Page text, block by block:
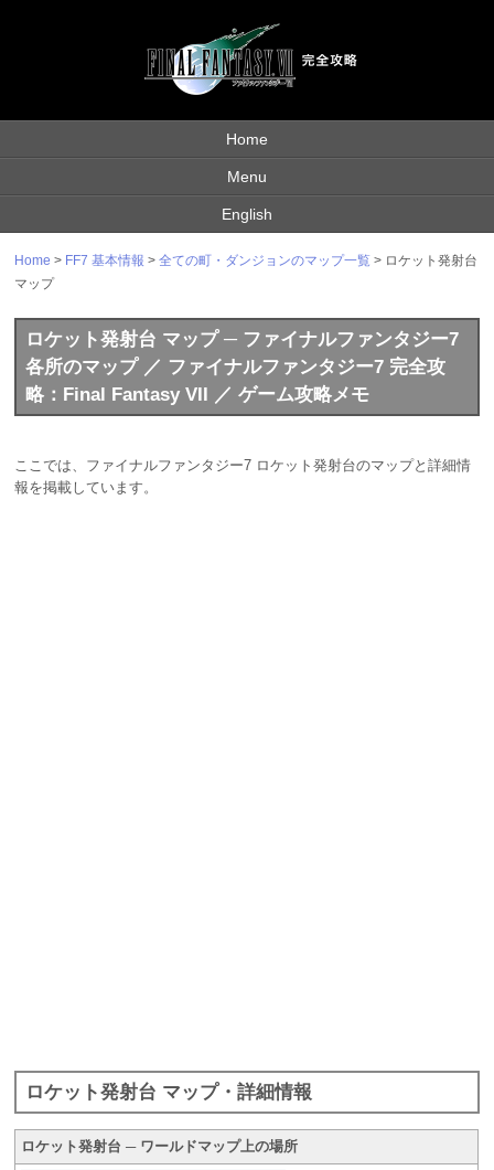
Home
Menu
English
Home > FF7 基本情報 >全ての町・ダンジョンのマップ一覧 > ロケット発射台
マップ
ロケット発射台 マップ ─ ファイナルファンタジー7
各所のマップ ／ ファイナルファンタジー7 完全攻
略：Final Fantasy VII ／ ゲーム攻略メモ
ここでは、ファイナルファンタジー7 ロケット発射台のマップと詳細情
報を掲載しています。
ロケット発射台 マップ・詳細情報
ロケット発射台 ─ ワールドマップ上の場所